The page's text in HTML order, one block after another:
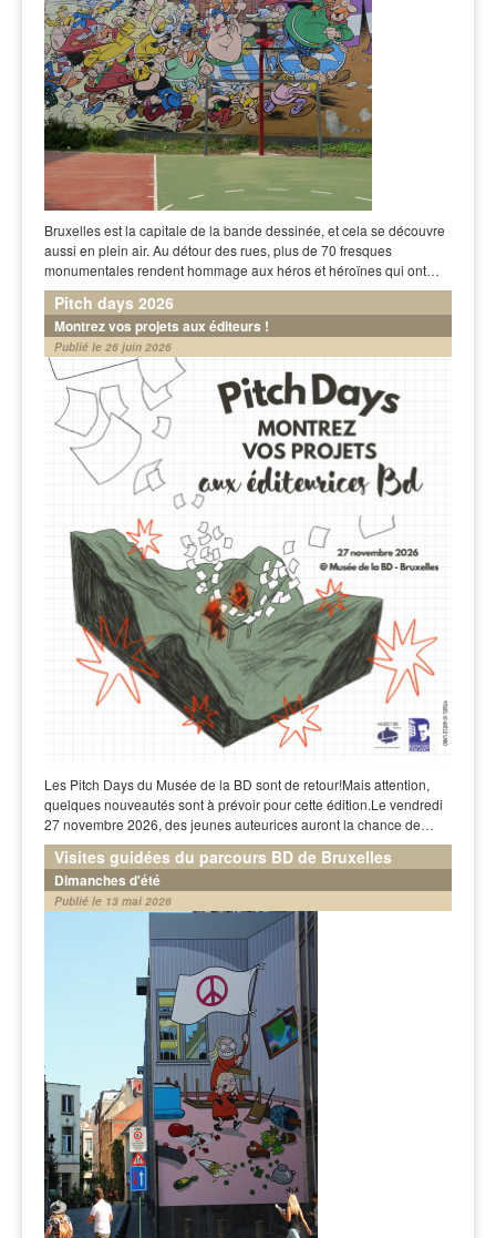
Bruxelles est la capitale de la bande dessinée, et cela se découvre
aussi en plein air. Au détour des rues, plus de 70 fresques
monumentales rendent hommage aux héros et héroïnes qui ont…
Pitch days 2026
Montrez vos projets aux éditeurs !
Publié le 26 juin 2026
Les Pitch Days du Musée de la BD sont de retour!Mais attention,
quelques nouveautés sont à prévoir pour cette édition.Le vendredi
27 novembre 2026, des jeunes auteurices auront la chance de…
Visites guidées du parcours BD de Bruxelles
Dimanches d'été
Publié le 13 mai 2026